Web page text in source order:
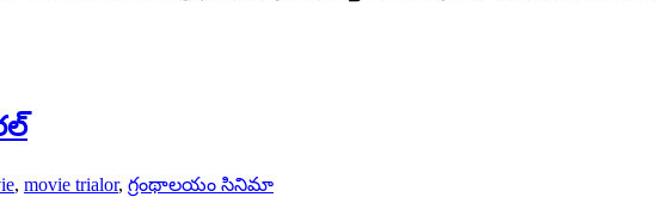
, movie trialor, గ్రంథాలయం సినిమా